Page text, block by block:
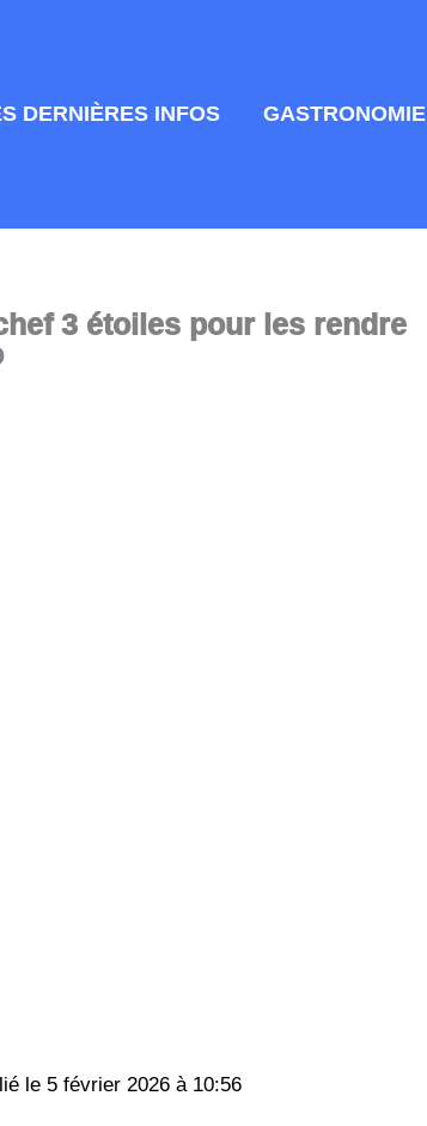
DERNIÈRES INFOS GASTRONOMIE
3 étoiles pour les rendre
5 février 2026 à 10:56